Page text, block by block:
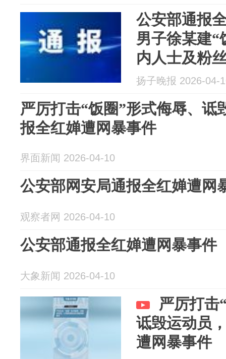
公安部通报
男子徐某建“
内人士及粉
战；将严厉
扬子晚报 2026-04-
严厉打击“饭圈”形式侮辱、诋
报全红婵遭网暴事件
界面新闻 2026-04-10
公安部网安局通报全红婵遭网
观察者网 2026-04-10
公安部通报全红婵遭网暴事件
大象新闻 2026-04-10
严厉打击
诋毁运动员
遭网暴事件